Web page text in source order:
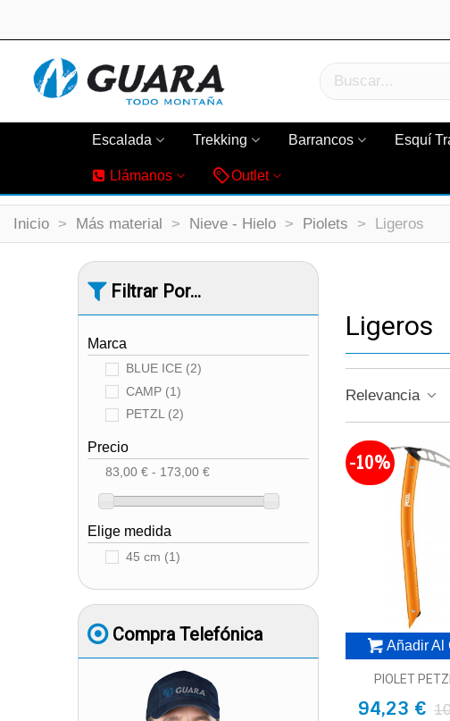
Escalada Trekking Barrancos Esquí
Llámanos Outlet
Inicio > Más material > Nieve - Hielo > Piolets > Ligeros
Filtrar Por...
Marca
BLUE ICE (2)
CAMP (1)
PETZL (2)
Precio
83,00 € - 173,00 €
Elige medida
45 cm (1)
Compra Telefónica
Ligeros
Relevancia
-10%
Añadir Al
PIOLET
94,23 €